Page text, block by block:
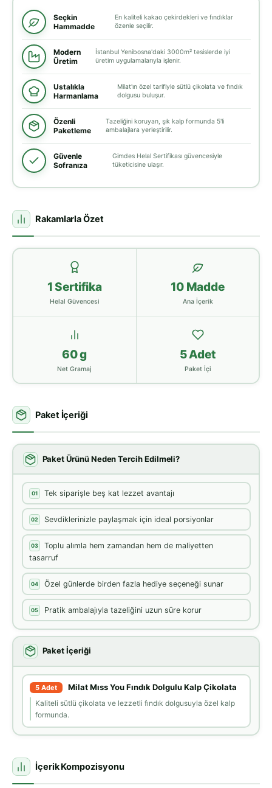
Seçkin
Hammadde
En kaliteli kakao çekirdekleri ve fındıklar
özenle seçilir.
Modern
Üretim
İstanbul Yenibosna'daki 3000m² tesislerde iyi
üretim uygulamalarıyla işlenir.
Ustalıkla
Harmanlama
Milat'ın özel tarifiyle sütlü çikolata ve fındık
dolgusu buluşur.
Özenli
Paketleme
Tazeliğini koruyan, şık kalp formunda 5'li
ambalajlara yerleştirilir.
Güvenle
Sofranıza
Gimdes Helal Sertifikası güvencesiyle
tüketicisine ulaşır.
Rakamlarla Özet
1 Sertifika
Helal Güvencesi
10 Madde
Ana İçerik
60 g
Net Gramaj
5 Adet
Paket İçi
Paket İçeriği
Paket Ürünü Neden Tercih Edilmeli?
01 Tek siparişle beş kat lezzet avantajı
02 Sevdiklerinizle paylaşmak için ideal porsiyonlar
03
Toplu alımla hem zamandan hem de maliyetten
tasarruf
04 Özel günlerde birden fazla hediye seçeneği sunar
05 Pratik ambalajıyla tazeliğini uzun süre korur
Paket İçeriği
5 Adet Milat Mıss You Fındık Dolgulu Kalp Çikolata
Kaliteli sütlü çikolata ve lezzetli fındık dolgusuyla özel kalp
formunda.
İçerik Kompozisyonu